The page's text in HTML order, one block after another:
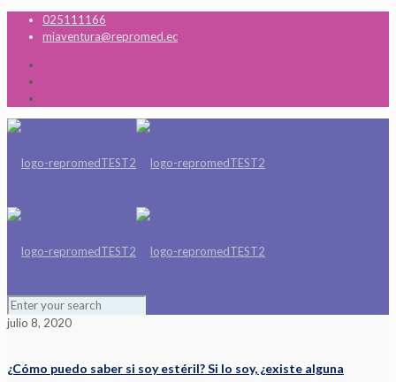
025111166
miaventura@repromed.ec
julio 8, 2020
¿Cómo puedo saber si soy estéril? Si lo soy, ¿existe alguna